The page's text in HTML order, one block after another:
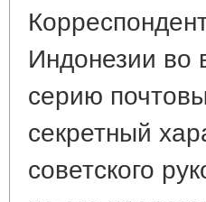
Индонезии во
серию
секретный
советского